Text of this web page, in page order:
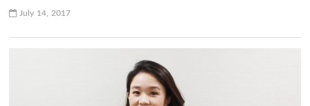
July 14, 2017